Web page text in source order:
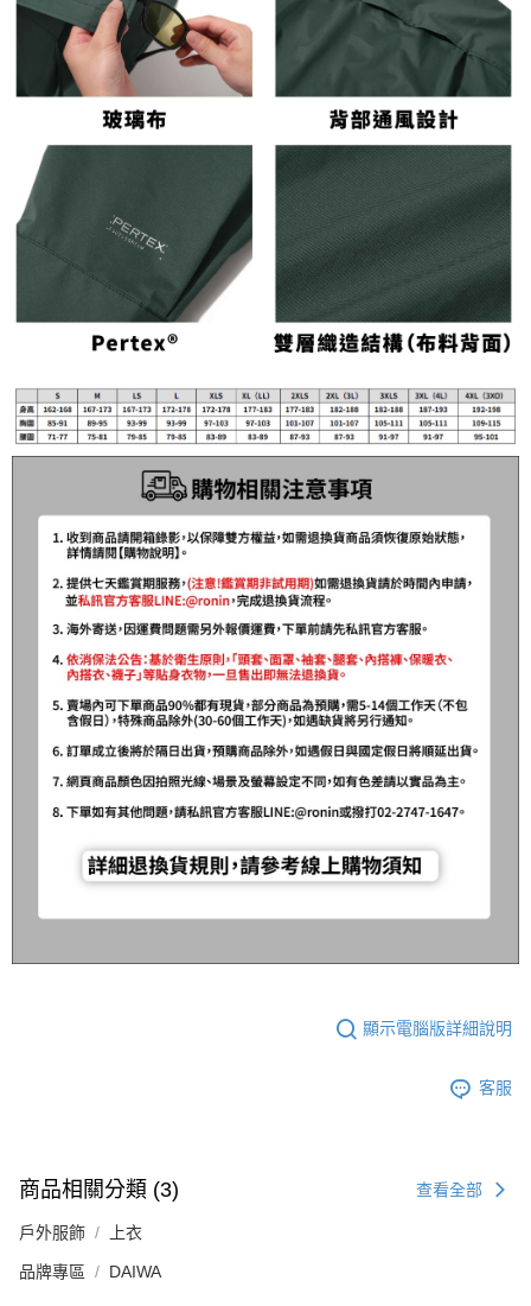
顯示電腦版詳細說明
客服
商品相關分類 (3) 查看全部
戶外服飾 上衣
品牌專區 DAIWA